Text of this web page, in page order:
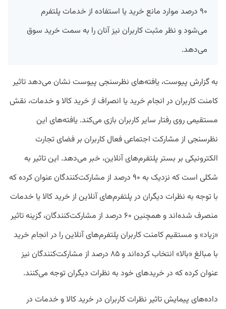
۹۰ درصد موارد مانع خرید یا استفاده از خدمات پلتفرم
می‌شود و نظر مثبت کاربران نیز آنان را به سمت خرید سوق
می‌دهد.
به گزارش پیوست، یافته‌های نظرسنجی پیوست نشان می‌دهد تاثیر
کامنت کاربران در انجام خرید یا انصراف از خرید کالا و خدمات، نقش
مستقیمی روی رفتار سایر کاربران بازی می‌کند. یافته‌های این
نظرسنجی از مشارکت اجتماعی فعال کاربران بر فضای تجارت
الکترونیکی بر بستر پلتفرم‌های آنلاین، خبر می‌دهد. این تاثیر به
شکلی است که نزدیک به ۹۰ درصد از مشارکت‌کنندگان عنوان کرده که
با توجه به نظرات دیگران در پلتفرم‌های آنلاین از خرید کالا یا خدمات
منصرف شده‌‌اند و همچنین ۶۰ درصد از مشارکت‌کنندگان، گزینه تاثیر
«زیاد» و مستقیم کامنت کاربران پلتفرم‌های آنلاین را در انجام خرید
با مبالغ «بالا» انتخاب کرده‌اند و ۸۵ درصد از مشارکت‌کنندگان نیز
عنوان کرده که در خریدهای خود به نظرات دیگران توجه می‌کنند.
داده‌های پیمایش تاثیر نظرات کاربران در خرید کالا و خدمات در